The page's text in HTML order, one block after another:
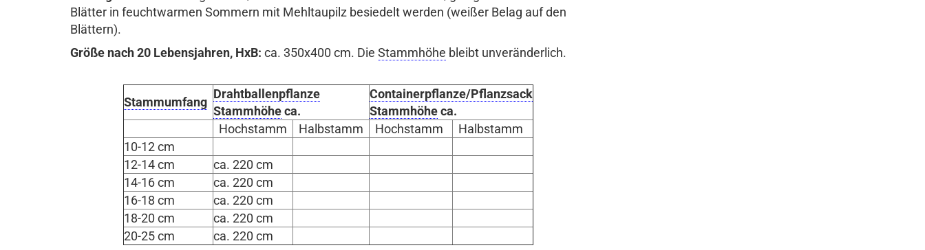
Blätter in feuchtwarmen Sommern mit Mehltaupilz besiedelt werden (weißer Belag auf den
Blättern).
Größe nach 20 Lebensjahren, HxB: ca. 350x400 cm. Die Stammhöhe bleibt unveränderlich.
Stammumfang
Drahtballenpflanze
Stammhöheca.
Containerpflanze/Pflanzsack
Stammhöheca.
Hochstamm
Halbstamm Hochstamm
Halbstamm
10-12 cm
12-14 cm
ca. 220 cm
14-16 cm
ca. 220 cm
16-18 cm
ca. 220 cm
18-20 cm
ca. 220 cm
20-25 cm
ca. 220 cm